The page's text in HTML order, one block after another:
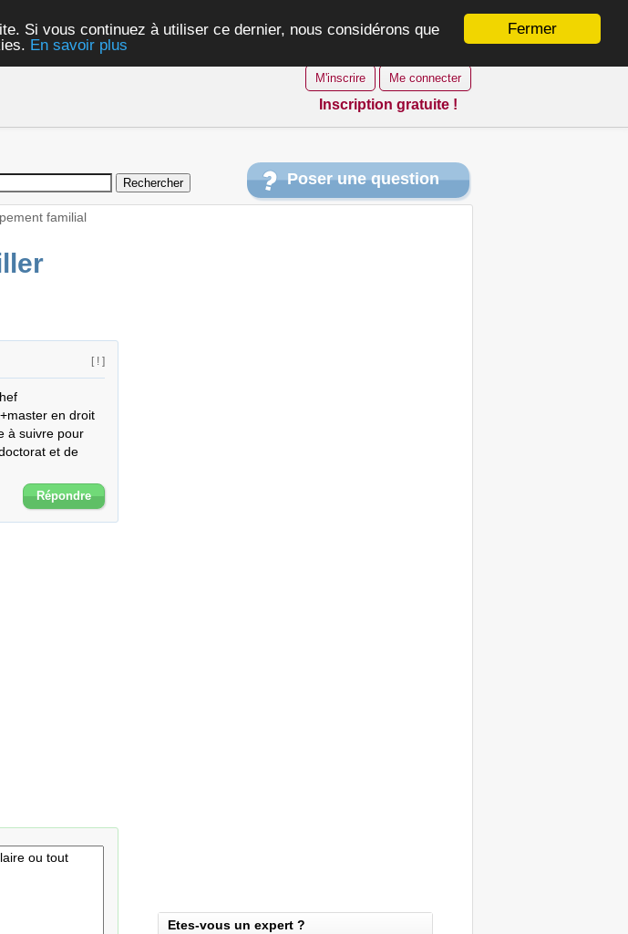
Fermer
Si vous continuez à utiliser ce dernier, nous considérons que
En savoir plus
M'inscrire Me connecter
Inscription gratuite !
Poser une question
familial
[ ! ]
en droit
à suivre pour
et de
Répondre
Etes-vous un expert ?